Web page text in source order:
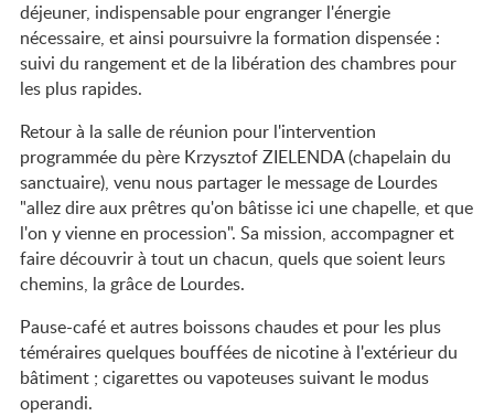
déjeuner, indispensable pour engranger l'énergie
nécessaire, et ainsi poursuivre la formation dispensée :
suivi du rangement et de la libération des chambres pour
les plus rapides.
Retour à la salle de réunion pour l'intervention
programmée du père Krzysztof ZIELENDA (chapelain du
sanctuaire), venu nous partager le message de Lourdes
"allez dire aux prêtres qu'on bâtisse ici une chapelle, et que
l'on y vienne en procession". Sa mission, accompagner et
faire découvrir à tout un chacun, quels que soient leurs
chemins, la grâce de Lourdes.
Pause-café et autres boissons chaudes et pour les plus
téméraires quelques bouffées de nicotine à l'extérieur du
bâtiment ; cigarettes ou vapoteuses suivant le modus
operandi.